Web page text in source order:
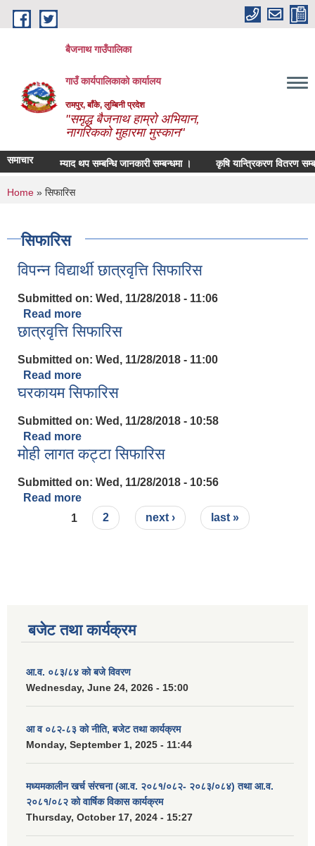
Skip to main content
बैजनाथ गाउँपालिका
गाउँ कार्यपालिकाको कार्यालय
रामपुर, बाँके, लुम्बिनी प्रदेश
"समृद्ध बैजनाथ हाम्रो अभियान,
नागरिकको मुहारमा मुस्कान"
समाचार म्याद थप सम्बन्धि जानकारी सम्बन्धमा । कृषि यान्त्रिकरण वितरण
You are here
Home » सिफारिस
सिफारिस
विपन्न विद्यार्थी छात्रवृत्ति सिफारिस
Submitted on: Wed, 11/28/2018 - 11:06
Read more
छात्रवृत्ति सिफारिस
Submitted on: Wed, 11/28/2018 - 11:00
Read more
घरकायम सिफारिस
Submitted on: Wed, 11/28/2018 - 10:58
Read more
मोही लागत कट्टा सिफारिस
Submitted on: Wed, 11/28/2018 - 10:56
Read more
Pages
1 2 next › last »
बजेट तथा कार्यक्रम
आ.व. ०८३/८४ को बजे विवरण
Wednesday, June 24, 2026 - 15:00
आ व ०८२-८३ को नीति, बजेट तथा कार्यक्रम
Monday, September 1, 2025 - 11:44
मध्यमकालीन खर्च संरचना (आ.व. २०८१/०८२- २०८३/०८४) तथा आ.व.
२०८१/०८२ को वार्षिक विकास कार्यक्रम
Thursday, October 17, 2024 - 15:27